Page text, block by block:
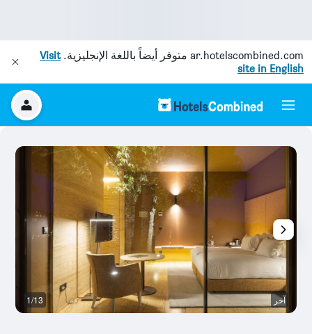
ar.hotelscombined.com متوفر أيضاً باللغة الإنجليزية.Visit
site in English
آخر 1/13